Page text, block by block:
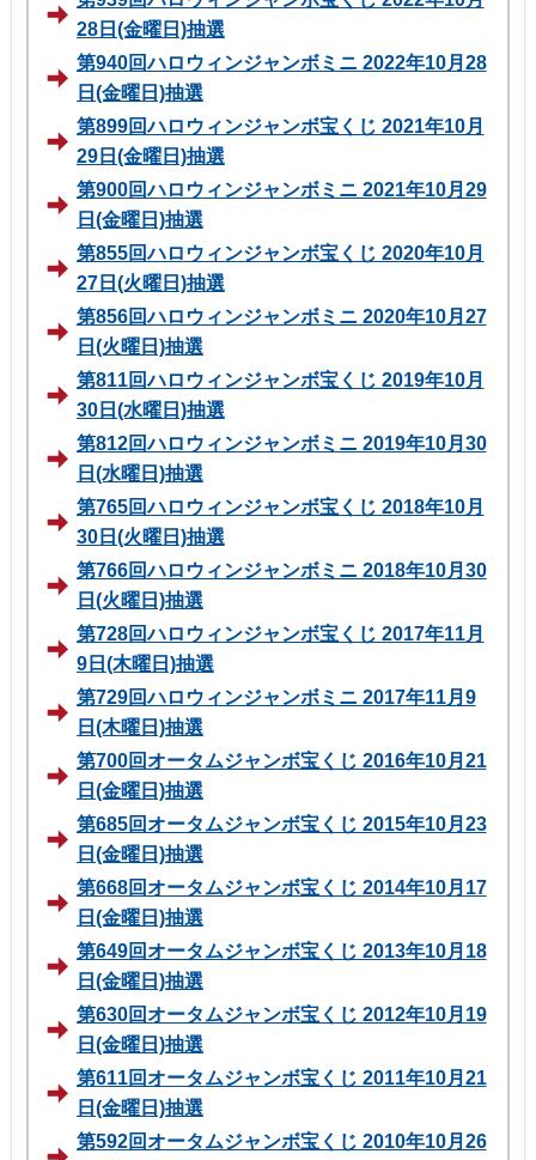
28日(金曜日)抽選
第940回ハロウィンジャンボミニ 2022年10月28
日(金曜日)抽選
第899回ハロウィンジャンボ宝くじ 2021年10月
29日(金曜日)抽選
第900回ハロウィンジャンボミニ 2021年10月29
日(金曜日)抽選
第855回ハロウィンジャンボ宝くじ 2020年10月
27日(火曜日)抽選
第856回ハロウィンジャンボミニ 2020年10月27
日(火曜日)抽選
第811回ハロウィンジャンボ宝くじ 2019年10月
30日(水曜日)抽選
第812回ハロウィンジャンボミニ 2019年10月30
日(水曜日)抽選
第765回ハロウィンジャンボ宝くじ 2018年10月
30日(火曜日)抽選
第766回ハロウィンジャンボミニ 2018年10月30
日(火曜日)抽選
第728回ハロウィンジャンボ宝くじ 2017年11月
9日(木曜日)抽選
第729回ハロウィンジャンボミニ 2017年11月9
日(木曜日)抽選
第700回オータムジャンボ宝くじ 2016年10月21
日(金曜日)抽選
第685回オータムジャンボ宝くじ 2015年10月23
日(金曜日)抽選
第668回オータムジャンボ宝くじ 2014年10月17
日(金曜日)抽選
第649回オータムジャンボ宝くじ 2013年10月18
日(金曜日)抽選
第630回オータムジャンボ宝くじ 2012年10月19
日(金曜日)抽選
第611回オータムジャンボ宝くじ 2011年10月21
日(金曜日)抽選
第592回オータムジャンボ宝くじ 2010年10月26